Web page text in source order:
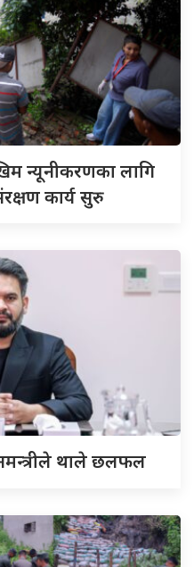
न्यूनीकरणका लागि
कार्य सुरु
थाले छलफल